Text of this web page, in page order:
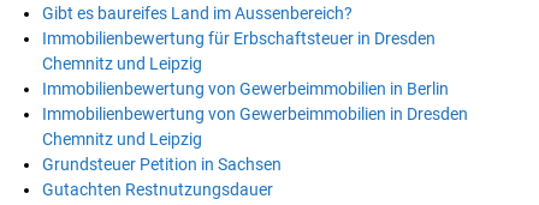
Gibt es baureifes Land im Aussenbereich?
Immobilienbewertung für Erbschaftsteuer in Dresden
Chemnitz und Leipzig
Immobilienbewertung von Gewerbeimmobilien in Berlin
Immobilienbewertung von Gewerbeimmobilien in Dresden
Chemnitz und Leipzig
Grundsteuer Petition in Sachsen
Gutachten Restnutzungsdauer